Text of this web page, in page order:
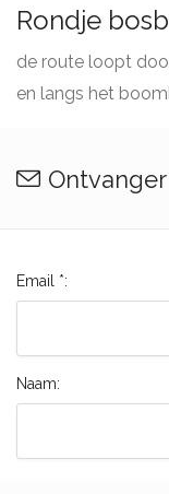
Rondje
de route loopt
en langs het
Ontvanger
Email *:
Naam: